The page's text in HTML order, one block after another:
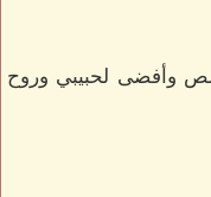
وأفضى لحبيبي وروح